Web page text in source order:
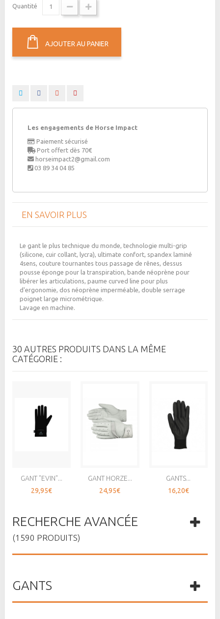
Quantité
AJOUTER AU PANIER
Les engagements de Horse Impact
Paiement sécurisé
Port offert dès 70€
horseimpact2@gmail.com
03 89 34 04 85
EN SAVOIR PLUS
Le gant le plus technique du monde, technologie multi-grip
(silicone, cuir collant, lycra), ultimate confort, spandex laminé
4sens, couture tournantes tous passage de rênes, dessus
pousse éponge pour la transpiration, bande néoprène pour
libérer les articulations, paume curved line pour plus
d'ergonomie, dos néoprène imperméable, double serrage
poignet large micrométrique.
Lavage en machine.
30 AUTRES PRODUITS DANS LA MÊME
CATÉGORIE :
GANT "EVIN"...
29,95€
GANT HORZE...
24,95€
GANTS...
16,20€
RECHERCHE AVANCÉE
(1590 PRODUITS)
GANTS